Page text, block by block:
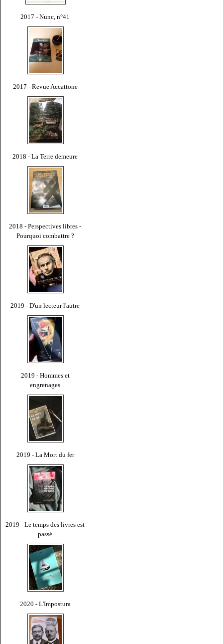
2017 - Nunc, n°41
2017 - Revue Accattone
2018 - La Terre demeure
2018 - Perspectives libres -
Pourquoi combattre ?
2019 - D'un lecteur l'autre
2019 - Hommes et
engrenages
2019 - La Mort du fer
2019 - Le temps des livres est
passé
2020 - L'Impostura